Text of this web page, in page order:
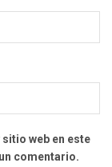
web en este
comentario.